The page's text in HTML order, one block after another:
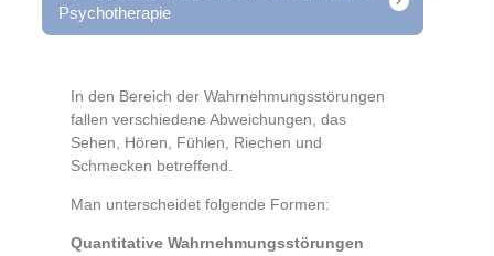
Psychotherapie
In den Bereich der Wahrnehmungsstörungen
fallen verschiedene Abweichungen, das
Sehen, Hören, Fühlen, Riechen und
Schmecken betreffend.
Man unterscheidet folgende Formen:
Quantitative Wahrnehmungsstörungen